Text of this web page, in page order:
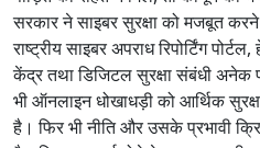
सरकार ने साइबर सुरक्षा को मजबूत
राष्ट्रीय साइबर अपराध रिपोर्टिंग
केंद्र तथा डिजिटल सुरक्षा संबंधी अनेक
भी ऑनलाइन धोखाधड़ी को आर्थिक
है। फिर भी नीति और उसके प्रभावी